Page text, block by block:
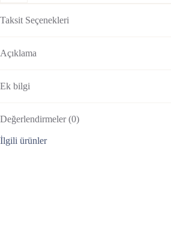
Taksit Seçenekleri
Açıklama
Ek bilgi
Değerlendirmeler (0)
İlgili ürünler